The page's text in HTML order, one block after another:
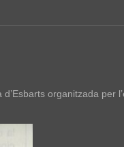
organitzada per